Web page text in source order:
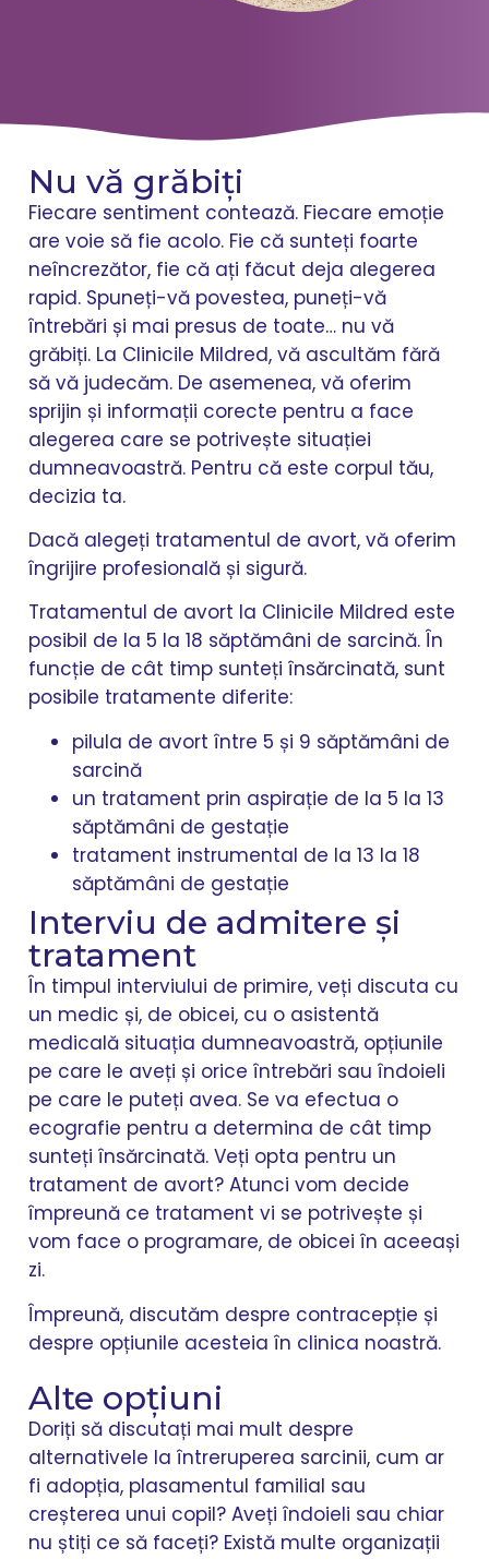
Nu vă grăbiți
Fiecare sentiment contează. Fiecare emoție
are voie să fie acolo. Fie că sunteți foarte
neîncrezător, fie că ați făcut deja alegerea
rapid. Spuneți-vă povestea, puneți-vă
întrebări și mai presus de toate… nu vă
grăbiți. La Clinicile Mildred, vă ascultăm fără
să vă judecăm. De asemenea, vă oferim
sprijin și informații corecte pentru a face
alegerea care se potrivește situației
dumneavoastră. Pentru că este corpul tău,
decizia ta.
Dacă alegeți tratamentul de avort, vă oferim
îngrijire profesională și sigură.
Tratamentul de avort la Clinicile Mildred este
posibil de la 5 la 18 săptămâni de sarcină. În
funcție de cât timp sunteți însărcinată, sunt
posibile tratamente diferite:
pilula de avort între 5 și 9 săptămâni de
sarcină
un tratament prin aspirație de la 5 la 13
săptămâni de gestație
tratament instrumental de la 13 la 18
săptămâni de gestație
Interviu de admitere și
tratament
În timpul interviului de primire, veți discuta cu
un medic și, de obicei, cu o asistentă
medicală situația dumneavoastră, opțiunile
pe care le aveți și orice întrebări sau îndoieli
pe care le puteți avea. Se va efectua o
ecografie pentru a determina de cât timp
sunteți însărcinată. Veți opta pentru un
tratament de avort? Atunci vom decide
împreună ce tratament vi se potrivește și
vom face o programare, de obicei în aceeași
zi.
Împreună, discutăm despre contracepție și
despre opțiunile acesteia în clinica noastră.
Alte opțiuni
Doriți să discutați mai mult despre
alternativele la întreruperea sarcinii, cum ar
fi adopția, plasamentul familial sau
creșterea unui copil? Aveți îndoieli sau chiar
nu știți ce să faceți? Există multe organizații